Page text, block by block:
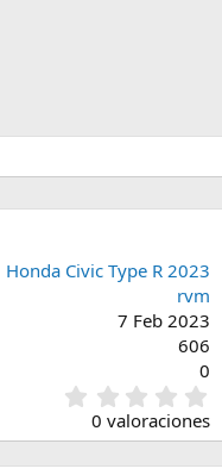
Honda Civic Type R 2023
rvm
7 Feb 2023
606
0
,
0
0
0 valoraciones